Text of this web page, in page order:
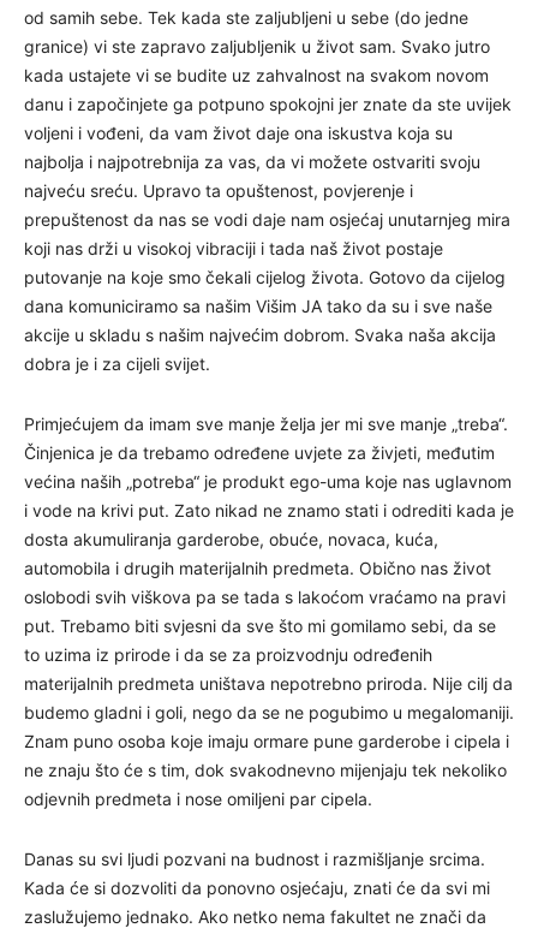
od samih sebe. Tek kada ste zaljubljeni u sebe (do jedne
granice) vi ste zapravo zaljubljenik u život sam. Svako jutro
kada ustajete vi se budite uz zahvalnost na svakom novom
danu i započinjete ga potpuno spokojni jer znate da ste uvijek
voljeni i vođeni, da vam život daje ona iskustva koja su
najbolja i najpotrebnija za vas, da vi možete ostvariti svoju
najveću sreću. Upravo ta opuštenost, povjerenje i
prepuštenost da nas se vodi daje nam osjećaj unutarnjeg mira
koji nas drži u visokoj vibraciji i tada naš život postaje
putovanje na koje smo čekali cijelog života. Gotovo da cijelog
dana komuniciramo sa našim Višim JA tako da su i sve naše
akcije u skladu s našim najvećim dobrom. Svaka naša akcija
dobra je i za cijeli svijet.
Primjećujem da imam sve manje želja jer mi sve manje „treba“.
Činjenica je da trebamo određene uvjete za živjeti, međutim
većina naših „potreba“ je produkt ego-uma koje nas uglavnom
i vode na krivi put. Zato nikad ne znamo stati i odrediti kada je
dosta akumuliranja garderobe, obuće, novaca, kuća,
automobila i drugih materijalnih predmeta. Obično nas život
oslobodi svih viškova pa se tada s lakoćom vraćamo na pravi
put. Trebamo biti svjesni da sve što mi gomilamo sebi, da se
to uzima iz prirode i da se za proizvodnju određenih
materijalnih predmeta uništava nepotrebno priroda. Nije cilj da
budemo gladni i goli, nego da se ne pogubimo u megalomaniji.
Znam puno osoba koje imaju ormare pune garderobe i cipela i
ne znaju što će s tim, dok svakodnevno mijenjaju tek nekoliko
odjevnih predmeta i nose omiljeni par cipela.
Danas su svi ljudi pozvani na budnost i razmišljanje srcima.
Kada će si dozvoliti da ponovno osjećaju, znati će da svi mi
zaslužujemo jednako. Ako netko nema fakultet ne znači da